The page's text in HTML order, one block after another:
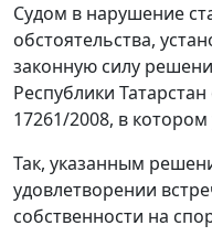
Судом в нарушение
обстоятельства,
законную силу
Республики
17261/2008, в
Так, указанным
удовлетворении
собственности на